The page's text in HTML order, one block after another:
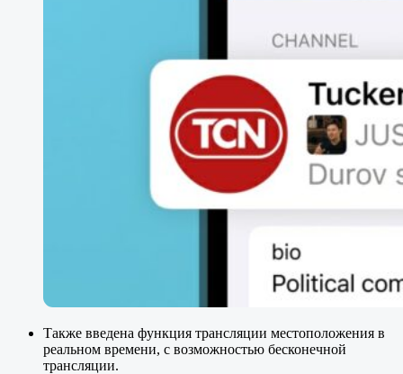
Также введена функция трансляции местоположения в
реальном времени, с возможностью бесконечной
трансляции.